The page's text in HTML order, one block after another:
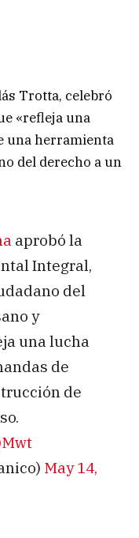
Trotta, celebró
«refleja una
una herramienta
del derecho a un
aprobó la
Integral,
del
y
una lucha
de
de
May 14,